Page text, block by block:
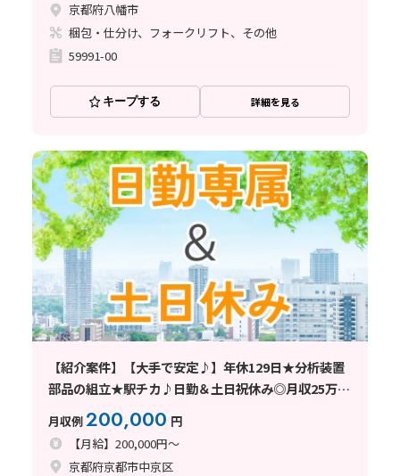
京都府八幡市
梱包・仕分け、フォークリフト、その他
59991-00
キープする 詳細を見る
【紹介案件】【大手で安定♪】年休129日★分析装置
部品の組立★駅チカ♪日勤＆土日祝休み◎月収25万円
月収例200,000 円
【月給】200,000円～
京都府京都市中京区